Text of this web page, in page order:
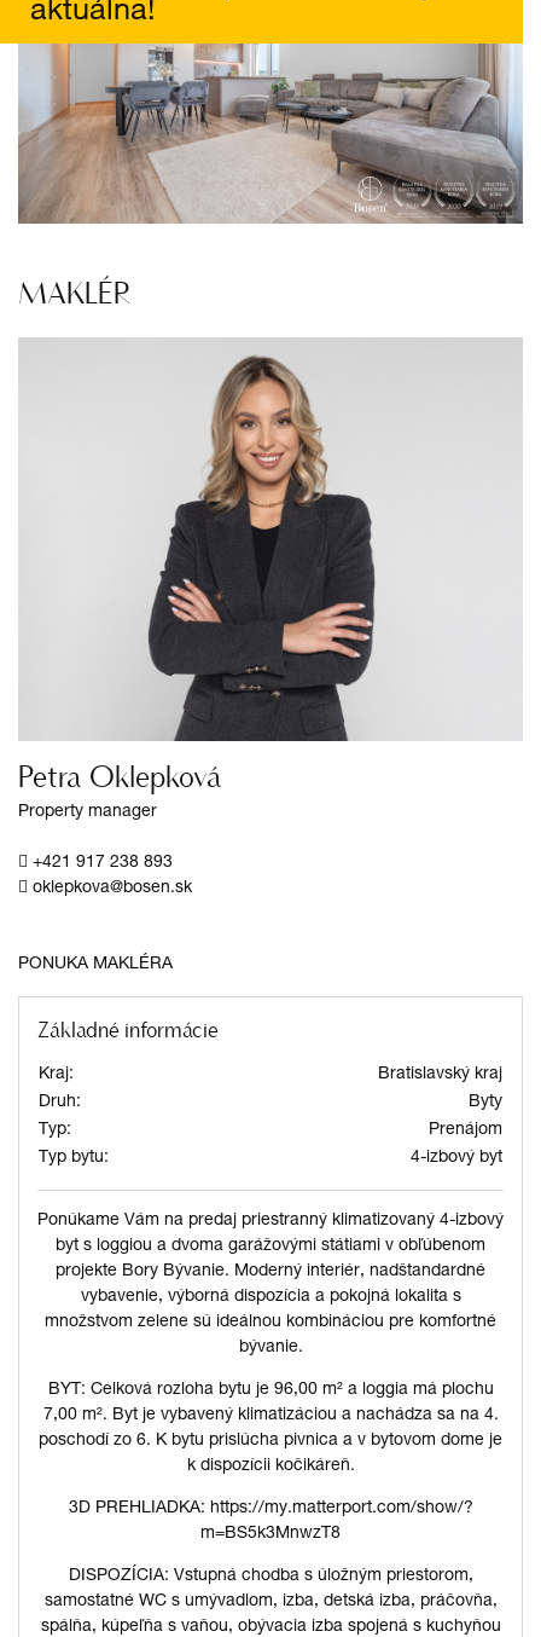
aktuálna!
MAKLÉR
Petra Oklepková
Property manager
+421 917 238 893
oklepkova@bosen.sk
PONUKA MAKLÉRA
Základné informácie
Kraj:
Bratislavský kraj
Druh:
Byty
Typ:
Prenájom
Typ bytu:
4-izbový byt
Ponúkame Vám na predaj priestranný klimatizovaný 4-izbový
byt s loggiou a dvoma garážovými státiami v obľúbenom
projekte Bory Bývanie. Moderný interiér, nadštandardné
vybavenie, výborná dispozícia a pokojná lokalita s
množstvom zelene sú ideálnou kombináciou pre komfortné
bývanie.
BYT: Celková rozloha bytu je 96,00 m² a loggia má plochu
7,00 m². Byt je vybavený klimatizáciou a nachádza sa na 4.
poschodí zo 6. K bytu prislúcha pivnica a v bytovom dome je
k dispozícii kočikáreň.
3D PREHLIADKA: https://my.matterport.com/show/?
m=BS5k3MnwzT8
DISPOZÍCIA: Vstupná chodba s úložným priestorom,
samostatné WC s umývadlom, izba, detská izba, práčovňa,
spálňa, kúpeľňa s vaňou, obývacia izba spojená s kuchyňou